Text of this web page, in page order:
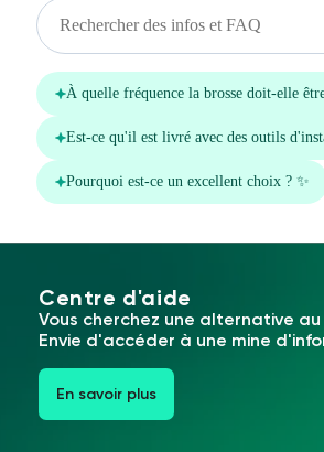
Centre d'aide
Vous cherchez une alternative
Envie d'accéder à une mine
En savoir plus